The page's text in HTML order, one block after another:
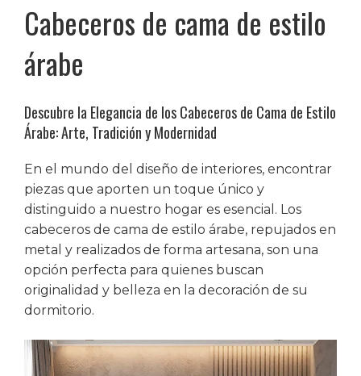
Cabeceros de cama de estilo
árabe
Descubre la Elegancia de los Cabeceros de Cama de Estilo
Árabe: Arte, Tradición y Modernidad
En el mundo del diseño de interiores, encontrar
piezas que aporten un toque único y
distinguido a nuestro hogar es esencial. Los
cabeceros de cama de estilo árabe, repujados en
metal y realizados de forma artesana, son una
opción perfecta para quienes buscan
originalidad y belleza en la decoración de su
dormitorio.